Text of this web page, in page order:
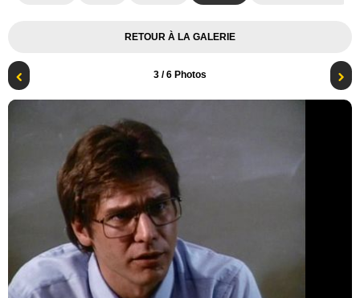
RETOUR À LA GALERIE
3 / 6 Photos